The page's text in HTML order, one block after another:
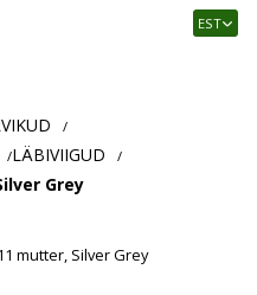
EST
/
/LÄBIVIIGUD /
Grey